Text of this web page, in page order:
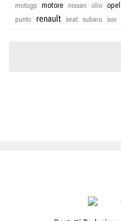
motogp
motore nissan olio opel
punto
renault seat subaru suv